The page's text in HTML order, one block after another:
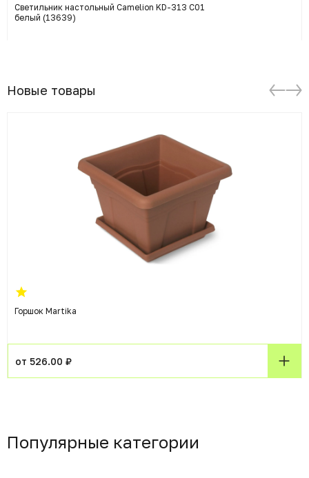
Светильник настольный Camelion KD-313 C01
белый (13639)
Новые товары
Горшок Martika
от 526.00 ₽
Популярные категории